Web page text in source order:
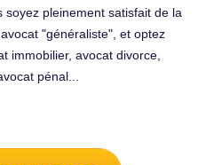
pleinement satisfait de la
"généraliste", et optez
immobilier, avocat divorce,
pénal...